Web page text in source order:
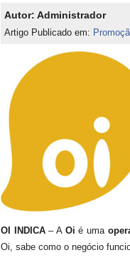
Autor: Administrador
Artigo Publicado em:
OI INDICA– A Oi é uma
Oi, sabe como o negócio